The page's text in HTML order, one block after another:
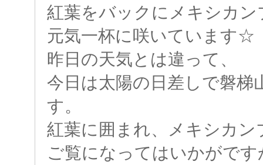
紅葉をバックにメキシカ
元気一杯に咲いています☆
昨日の天気とは違って、
今日は太陽の日差しで磐梯
す。
紅葉に囲まれ、メキシカ
ご覧になってはいかがです